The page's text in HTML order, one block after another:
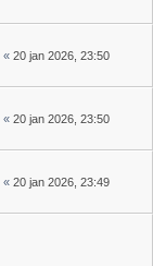
« 20 jan 2026, 23:50
« 20 jan 2026, 23:50
« 20 jan 2026, 23:49